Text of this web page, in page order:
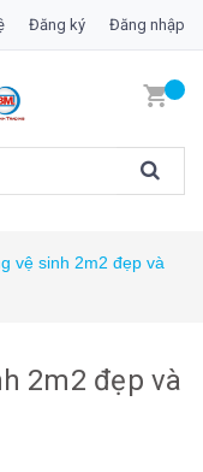
Đăng ký Đăng nhập
vệ sinh 2m2 đẹp và
2m2 đẹp và